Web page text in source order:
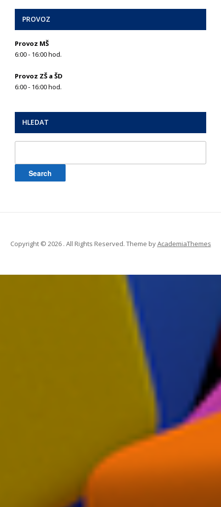
PROVOZ
Provoz MŠ
6:00 - 16:00 hod.
Provoz ZŠ a ŠD
6:00 - 16:00 hod.
HLEDAT
Copyright © 2026 . All Rights Reserved. Theme byAcademiaThemes